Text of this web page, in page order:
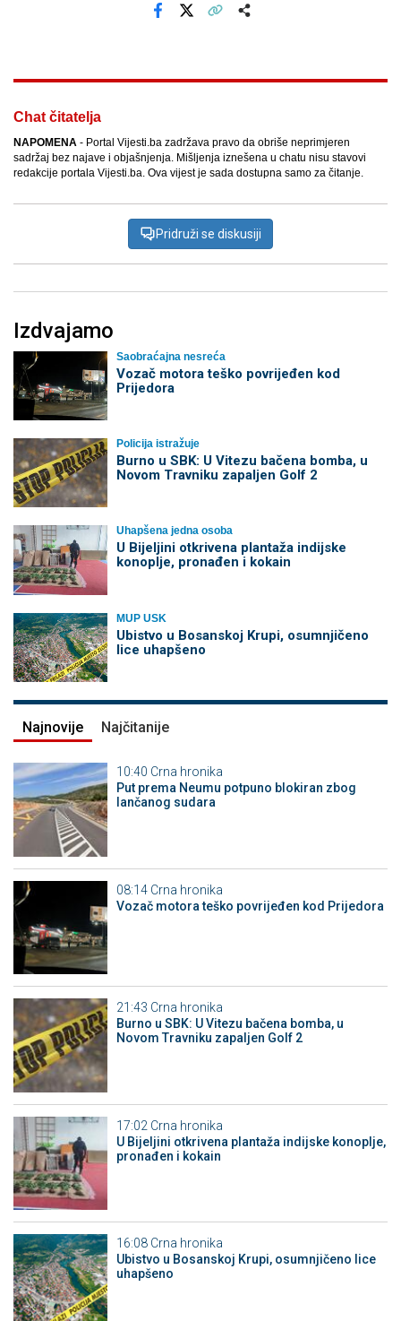
Chat čitatelja
NAPOMENA - Portal Vijesti.ba zadržava pravo da obriše neprimjeren
sadržaj bez najave i objašnjenja. Mišljenja iznešena u chatu nisu stavovi
redakcije portala Vijesti.ba. Ova vijest je sada dostupna samo za čitanje.
Pridruži se diskusiji
Izdvajamo
Saobraćajna nesreća
Vozač motora teško povrijeđen kod
Prijedora
Policija istražuje
Burno u SBK: U Vitezu bačena bomba, u
Novom Travniku zapaljen Golf 2
Uhapšena jedna osoba
​U Bijeljini otkrivena plantaža indijske
konoplje, pronađen i kokain
MUP USK
Ubistvo u Bosanskoj Krupi, osumnjičeno
lice uhapšeno
Najnovije Najčitanije
10:40 Crna hronika
Put prema Neumu potpuno blokiran zbog
lančanog sudara
08:14 Crna hronika
Vozač motora teško povrijeđen kod Prijedora
21:43 Crna hronika
Burno u SBK: U Vitezu bačena bomba, u
Novom Travniku zapaljen Golf 2
17:02 Crna hronika
​U Bijeljini otkrivena plantaža indijske konoplje,
pronađen i kokain
16:08 Crna hronika
Ubistvo u Bosanskoj Krupi, osumnjičeno lice
uhapšeno